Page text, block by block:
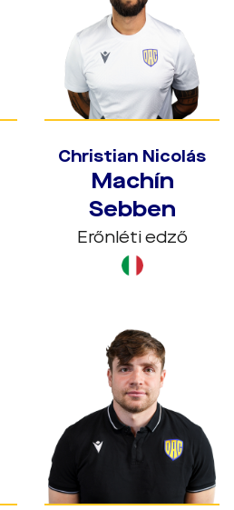
Christian Nicolás
Machín
Sebben
Erőnléti edző